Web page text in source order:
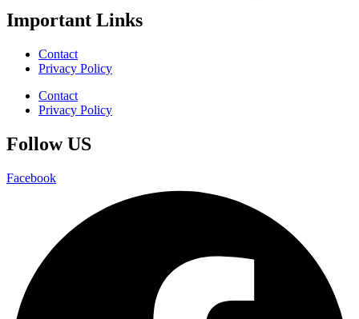
Important Links
Contact
Privacy Policy
Contact
Privacy Policy
Follow US
Facebook